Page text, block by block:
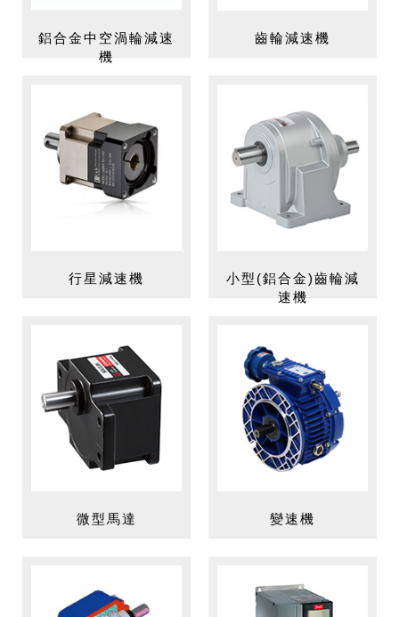
鋁合金中空渦輪減速
機
齒輪減速機
行星減速機
小型(鋁合金)齒輪減
速機
微型馬達 變速機